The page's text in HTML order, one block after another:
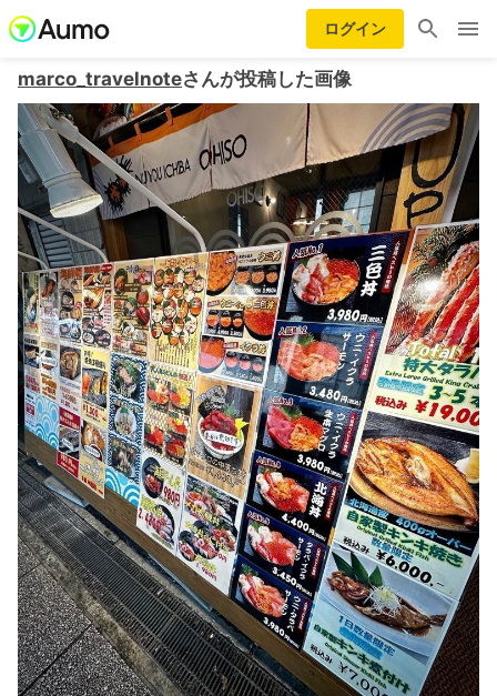
ログイン
marco_travelnoteさんが投稿した画像